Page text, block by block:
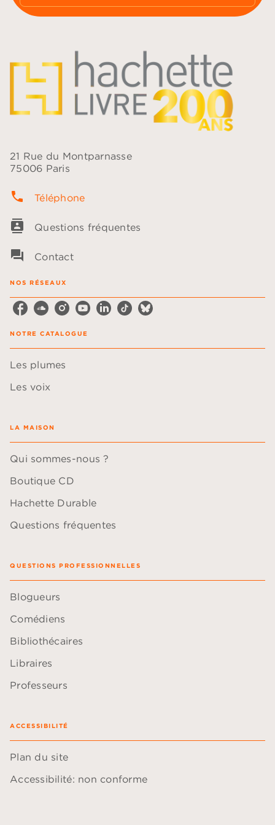
21 Rue du Montparnasse
75006 Paris
phone Téléphone
contacts Questions fréquentes
question_answer Contact
NOS RÉSEAUX
NOTRE CATALOGUE
Les plumes
Les voix
LA MAISON
Qui sommes-nous ?
Boutique CD
Hachette Durable
Questions fréquentes
QUESTIONS PROFESSIONNELLES
Blogueurs
Comédiens
Bibliothécaires
Libraires
Professeurs
ACCESSIBILITÉ
Plan du site
Accessibilité: non conforme